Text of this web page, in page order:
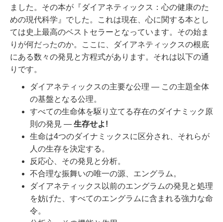
ました。その本が『ダイアネティックス：心の健康のた
めの現代科学』でした。これは現在、心に関する本とし
ては史上最高のベストセラーとなっています。 その始ま
りが何だったのか。ここに、ダイアネティックスの根底
にある数々の発見と方程式があります。それは以下の通
りです。
ダイアネティックスの主要な公理 ― この主題全体
の基盤となる公理。
すべての生命体を駆り立てる存在のダイナミック原
則の発見 ― 生存せよ!
生命は4つのダイナミックスに区分され、それらが
人の生存を決定する。
反応心、その発見と分析。
不合理な振舞いの唯一の源、エングラム。
ダイアネティックス以前のエングラムの発見と処理
を妨げた、すべてのエングラムに含まれる強力な命
令。